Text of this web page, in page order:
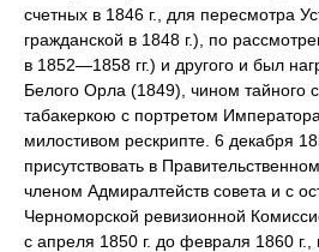
счетных в 1846 г., для пересмотра
гражданской в 1848 г.), по
в 1852—1858 гг.) и другого и был
Белого Орла (1849), чином тайного
табакеркою с портретом
милостивом рескрипте. 6 декабря
присутствовать в
членом Адмиралтейств совета и с
Черноморской ревизионной
с апреля 1850 г. до февраля 1860 г.,